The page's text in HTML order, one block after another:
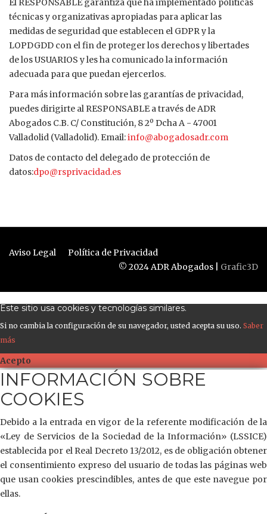
El RESPONSABLE garantiza que ha implementado políticas
técnicas y organizativas apropiadas para aplicar las
medidas de seguridad que establecen el GDPR y la
LOPDGDD con el fin de proteger los derechos y libertades
de los USUARIOS y les ha comunicado la información
adecuada para que puedan ejercerlos.
Para más información sobre las garantías de privacidad,
puedes dirigirte al RESPONSABLE a través de ADR
Abogados C.B. C/ Constitución, 8 2º Dcha A - 47001
Valladolid (Valladolid). Email:info@abogadosadr.com
Datos de contacto del delegado de protección de
datos:dpo@rsprivacidad.es
Aviso Legal
Política de Privacidad
© 2024 ADR Abogados | Grafic3D
Este sitio usa cookies y tecnologías similares.
Si no cambia la configuración de su navegador, usted acepta su uso. Saber
más
Acepto
INFORMACIÓN SOBRE
COOKIES
Debido a la entrada en vigor de la referente modificación de la
«Ley de Servicios de la Sociedad de la Información» (LSSICE)
establecida por el Real Decreto 13/2012, es de obligación obtener
el consentimiento expreso del usuario de todas las páginas web
que usan cookies prescindibles, antes de que este navegue por
ellas.